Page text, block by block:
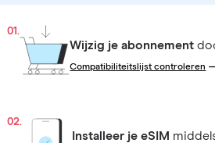
01.
Wijzig je abonnement
Compatibiliteitslijst controleren
02.
Installeer je eSIM